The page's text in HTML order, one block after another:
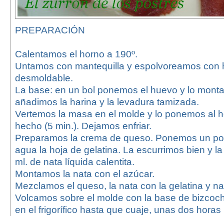
PREPARACIÓN
Calentamos el horno a 190º.
Untamos con mantequilla y espolvoreamos con
desmoldable.
La base: en un bol ponemos el huevo y lo
añadimos la harina y la levadura tamizada.
Vertemos la masa en el molde y lo ponemos al
hecho (5 min.). Dejamos enfriar.
Preparamos la crema de queso. Ponemos un
agua la hoja de gelatina. La escurrimos bien y
ml. de nata líquida calentita.
Montamos la nata con el azúcar.
Mezclamos el queso, la nata con la gelatina y
Volcamos sobre el molde con la base de
en el frigorífico hasta que cuaje, unas dos